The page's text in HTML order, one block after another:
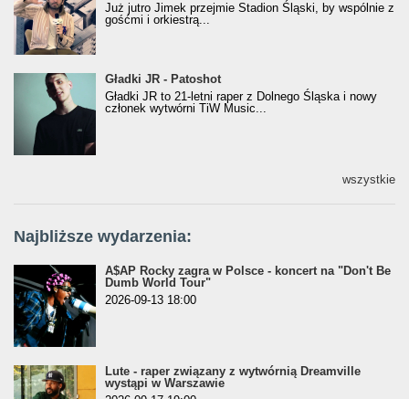
Już jutro Jimek przejmie Stadion Śląski, by wspólnie z
gośćmi i orkiestrą...
Gładki JR - Patoshot
Gładki JR - Patoshot
Gładki JR to 21-letni raper z Dolnego Śląska i nowy
członek wytwórni TiW Music...
wszystkie
Najbliższe wydarzenia:
A$AP Rocky zagra w Polsce - koncert na "Don't Be
Dumb World Tour"
2026-09-13 18:00
Lute - raper związany z wytwórnią Dreamville
wystąpi w Warszawie